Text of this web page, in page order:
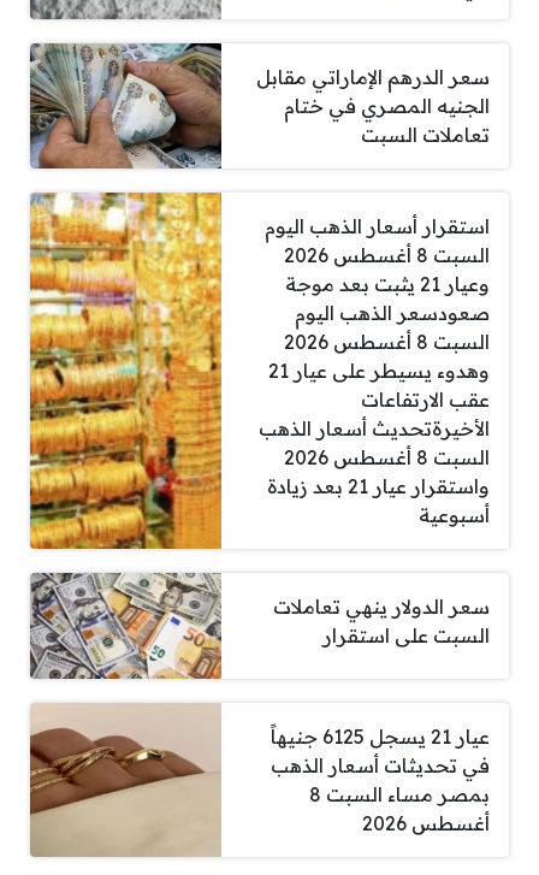
سعر الدرهم الإماراتي مقابل
الجنيه المصري في ختام
تعاملات السبت
استقرار أسعار الذهب اليوم
السبت 8 أغسطس 2026
وعيار 21 يثبت بعد موجة
صعودسعر الذهب اليوم
السبت 8 أغسطس 2026
وهدوء يسيطر على عيار 21
عقب الارتفاعات
الأخيرةتحديث أسعار الذهب
السبت 8 أغسطس 2026
واستقرار عيار 21 بعد زيادة
أسبوعية
سعر الدولار ينهي تعاملات
السبت على استقرار
عيار 21 يسجل 6125 جنيهاً
في تحديثات أسعار الذهب
بمصر مساء السبت 8
أغسطس 2026